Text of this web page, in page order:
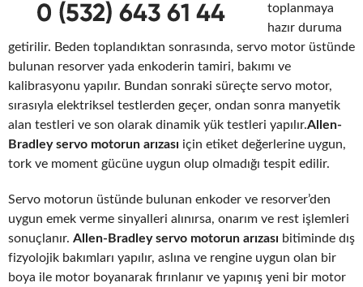
toplanmaya
hazır duruma
getirilir. Beden toplandıktan sonrasında, servo motor üstünde
bulunan resorver yada enkoderin tamiri, bakımı ve
kalibrasyonu yapılır. Bundan sonraki süreçte servo motor,
sırasıyla elektriksel testlerden geçer, ondan sonra manyetik
alan testleri ve son olarak dinamik yük testleri yapılır.Allen-
Bradley servo motorun arızası için etiket değerlerine uygun,
tork ve moment gücüne uygun olup olmadığı tespit edilir.
Servo motorun üstünde bulunan enkoder ve resorver’den
uygun emek verme sinyalleri alınırsa, onarım ve rest işlemleri
sonuçlanır. Allen-Bradley servo motorun arızası bitiminde dış
fizyolojik bakımları yapılır, aslına ve rengine uygun olan bir
boya ile motor boyanarak fırınlanır ve yapınış yeni bir motor